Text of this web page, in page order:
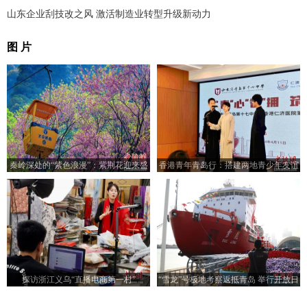
山东企业刮技改之风 激活制造业转型升级新动力
图 片
秦岭深处的“紫色浪漫”：紫荆花迎来盛
放期
香港青年青岛行：搭建两地青少年友谊
桥梁
探访浙江义乌“直播电商第一村”
“雪龙”号极地考察返抵青岛 举行开放日